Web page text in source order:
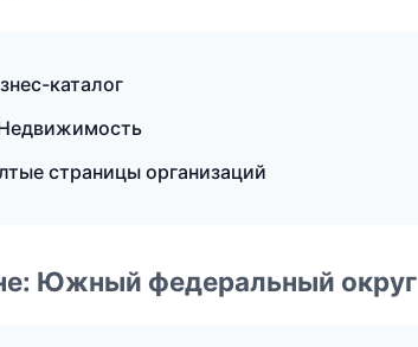
каталог
страницы организаций
Южный федеральный округ